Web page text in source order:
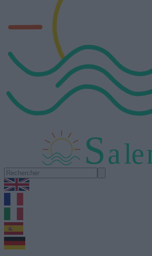
Sale